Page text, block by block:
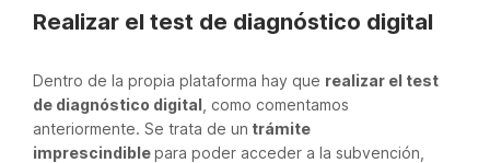
Realizar el test de diagnóstico digital
Dentro de la propia plataforma hay que realizar el test
de diagnóstico digital , como comentamos
anteriormente. Se trata de un trámite
imprescindiblepara poder acceder a la subvención,